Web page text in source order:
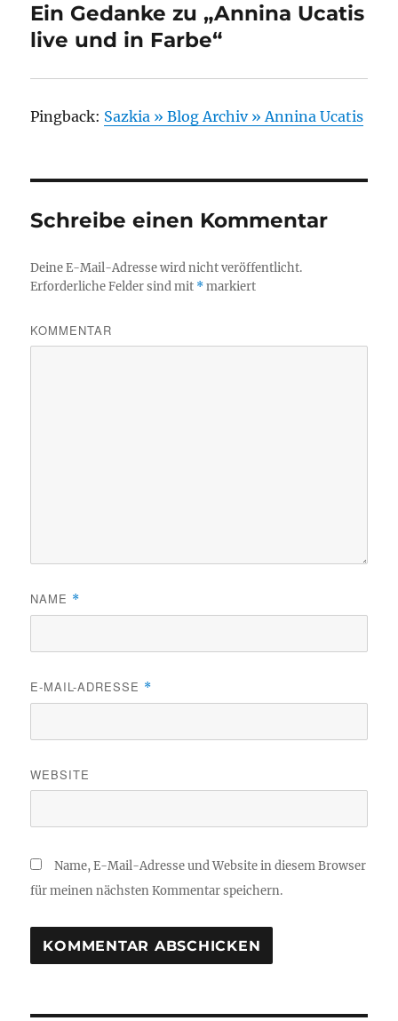
Ein Gedanke zu „Annina Ucatis
live und in Farbe“
Pingback: Sazkia » Blog Archiv » Annina Ucatis
Schreibe einen Kommentar
Deine E-Mail-Adresse wird nicht veröffentlicht.
Erforderliche Felder sind mit *markiert
KOMMENTAR
NAME *
E-MAIL-ADRESSE *
WEBSITE
Name, E-Mail-Adresse und Website in diesem Browser
für meinen nächsten Kommentar speichern.